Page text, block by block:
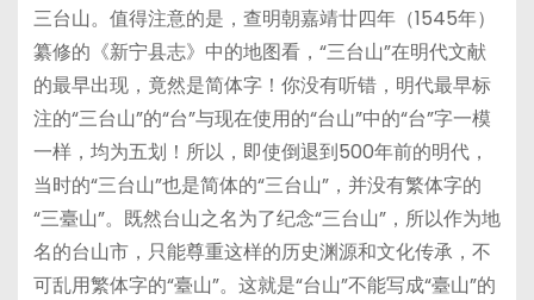
三台山。值得注意的是，查明朝嘉靖廿四年（1545年）
纂修的《新宁县志》中的地图看，“三台山”在明代文献
的最早出现，竟然是简体字！你没有听错，明代最早标
注的“三台山”的“台”与现在使用的“台山”中的“台”字一模
一样，均为五划！所以，即使倒退到500年前的明代，
当时的“三台山”也是简体的“三台山”，并没有繁体字的
“三臺山”。既然台山之名为了纪念“三台山”，所以作为地
名的台山市，只能尊重这样的历史渊源和文化传承，不
可乱用繁体字的“臺山”。这就是“台山”不能写成“臺山”的